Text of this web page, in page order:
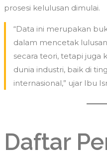
prosesi kelulusan dimulai.
“Data ini merupakan
dalam mencetak
secara teori, tetapi juga
dunia industri, baik di
internasional,” ujar Ibu
Daftar